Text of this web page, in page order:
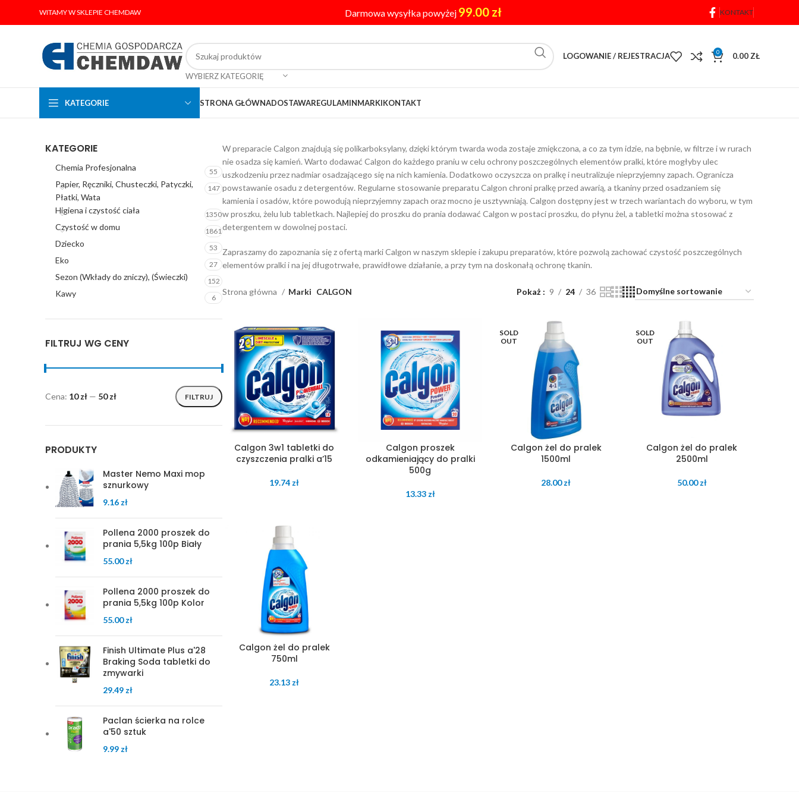
WITAMY W SKLEPIE CHEMDAW Darmowa wysyłka powyżej 99.00 zł KONTAKT
WYBIERZ KATEGORIĘ
LOGOWANIE / REJESTRACJA 0 0.00 ZŁ
KATEGORIE STRONA GŁÓWNADOSTAWAREGULAMINMARKIKONTAKT
KATEGORIE
Chemia Profesjonalna 55
Papier, Ręczniki, Chusteczki, Patyczki,
Płatki, Wata
147
Higiena i czystość ciała 1350
Czystość w domu 1861
Dziecko 53
Eko 27
Sezon (Wkłady do zniczy), (Świeczki) 152
Kawy 6
FILTRUJ WG CENY
FILTRUJ
Cena: 10 zł — 50 zł
PRODUKTY
Master Nemo Maxi mop
sznurkowy
9.16 zł
Pollena 2000 proszek do
prania 5,5kg 100p Biały
55.00zł
Pollena 2000 proszek do
prania 5,5kg 100p Kolor
55.00zł
Finish Ultimate Plus a'28
Braking Soda tabletki do
zmywarki
29.49 zł
Paclan ścierka na rolce
a'50 sztuk
9.99 zł
W preparacie Calgon znajdują się polikarboksylany, dzięki którym twarda woda zostaje zmiękczona, a co za tym idzie, na bębnie, w filtrze i w rurach
nie osadza się kamień. Warto dodawać Calgon do każdego praniu w celu ochrony poszczególnych elementów pralki, które mogłyby ulec
uszkodzeniu przez nadmiar osadzającego się na nich kamienia. Dodatkowo oczyszcza on pralkę i neutralizuje nieprzyjemny zapach. Ogranicza
powstawanie osadu z detergentów. Regularne stosowanie preparatu Calgon chroni pralkę przed awarią, a tkaniny przed osadzaniem się
kamienia i osadów, które powodują nieprzyjemny zapach oraz mocno je usztywniają. Calgon dostępny jest w trzech wariantach do wyboru, w tym
w proszku, żelu lub tabletkach. Najlepiej do proszku do prania dodawać Calgon w postaci proszku, do płynu żel, a tabletki można stosować z
detergentem w dowolnej postaci.
Zapraszamy do zapoznania się z ofertą marki Calgon w naszym sklepie i zakupu preparatów, które pozwolą zachować czystość poszczególnych
elementów pralki i na jej długotrwałe, prawidłowe działanie, a przy tym na doskonałą ochronę tkanin.
Strona główna Marki CALGON Pokaż 9 24 36
Calgon 3w1 tabletki do
czyszczenia pralki a’15
19.74 zł
Calgon proszek
odkamieniający do pralki
500g
13.33 zł
SOLD
OUT
Calgon żel do pralek
1500ml
28.00zł
SOLD
OUT
Calgon żel do pralek
2500ml
50.00zł
Calgon żel do pralek
750ml
23.13 zł